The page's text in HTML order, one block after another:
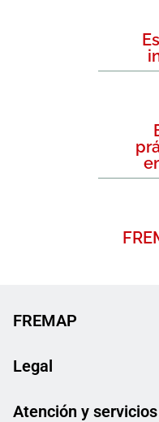
FREMAP
Legal
Atención y servicios